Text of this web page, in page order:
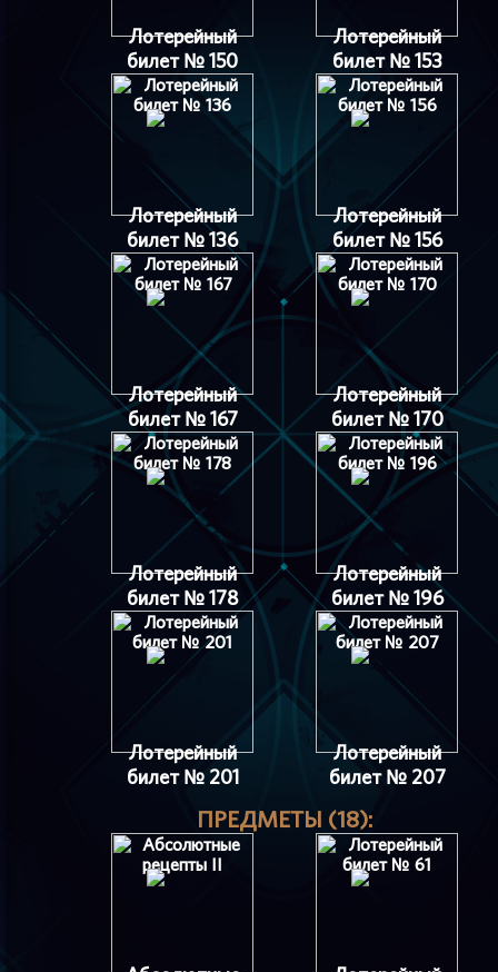
Лотерейный
билет № 150
Лотерейный
билет № 153
Лотерейный
билет № 136
Лотерейный
билет № 156
Лотерейный
билет № 167
Лотерейный
билет № 170
Лотерейный
билет № 178
Лотерейный
билет № 196
Лотерейный
билет № 201
Лотерейный
билет № 207
ПРЕДМЕТЫ (18):